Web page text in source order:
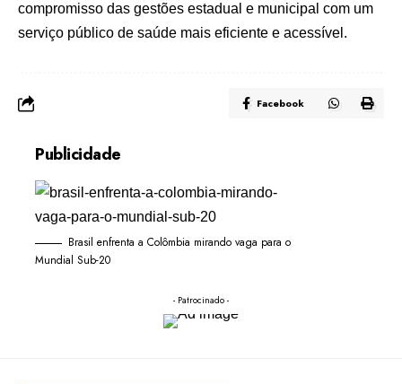
compromisso das gestões estadual e municipal com um
serviço público de saúde mais eficiente e acessível .
Facebook
Publicidade
Brasil enfrenta a Colômbia mirando vaga para o
Mundial Sub-20
- Patrocinado -